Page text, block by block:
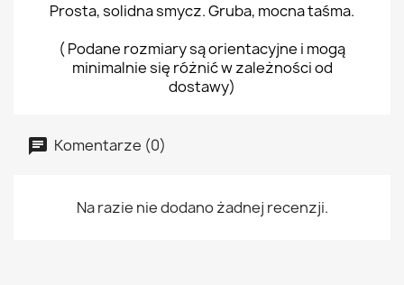
Prosta, solidna smycz. Gruba, mocna taśma.
( Podane rozmiary są orientacyjne i mogą
minimalnie się różnić w zależności od
dostawy)
Komentarze (0)
Na razie nie dodano żadnej recenzji.